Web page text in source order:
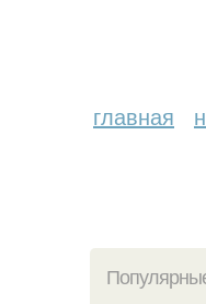
главная